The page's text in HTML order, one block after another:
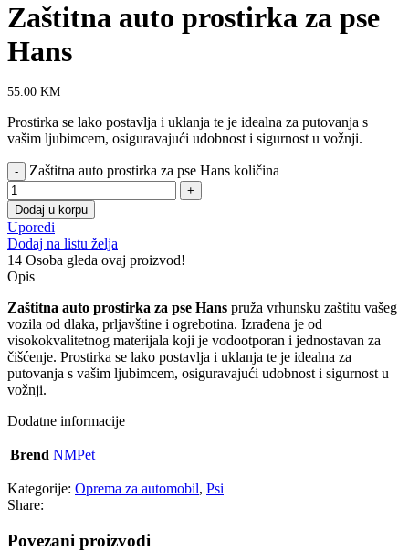
Zaštitna auto prostirka za pse
Hans
55.00 KM
Prostirka se lako postavlja i uklanja te je idealna za putovanja s
vašim ljubimcem, osiguravajući udobnost i sigurnost u vožnji.
Zaštitna auto prostirka za pse Hans količina
Dodaj u korpu
Uporedi
Dodaj na listu želja
14 Osoba gleda ovaj proizvod!
Opis
Zaštitna auto prostirka za pse Hans pruža vrhunsku zaštitu vašeg
vozila od dlaka, prljavštine i ogrebotina. Izrađena je od
visokokvalitetnog materijala koji je vodootporan i jednostavan za
čišćenje. Prostirka se lako postavlja i uklanja te je idealna za
putovanja s vašim ljubimcem, osiguravajući udobnost i sigurnost u
vožnji.
Dodatne informacije
Brend NMPet
Kategorije: Oprema za automobil, Psi
Share:
Povezani proizvodi